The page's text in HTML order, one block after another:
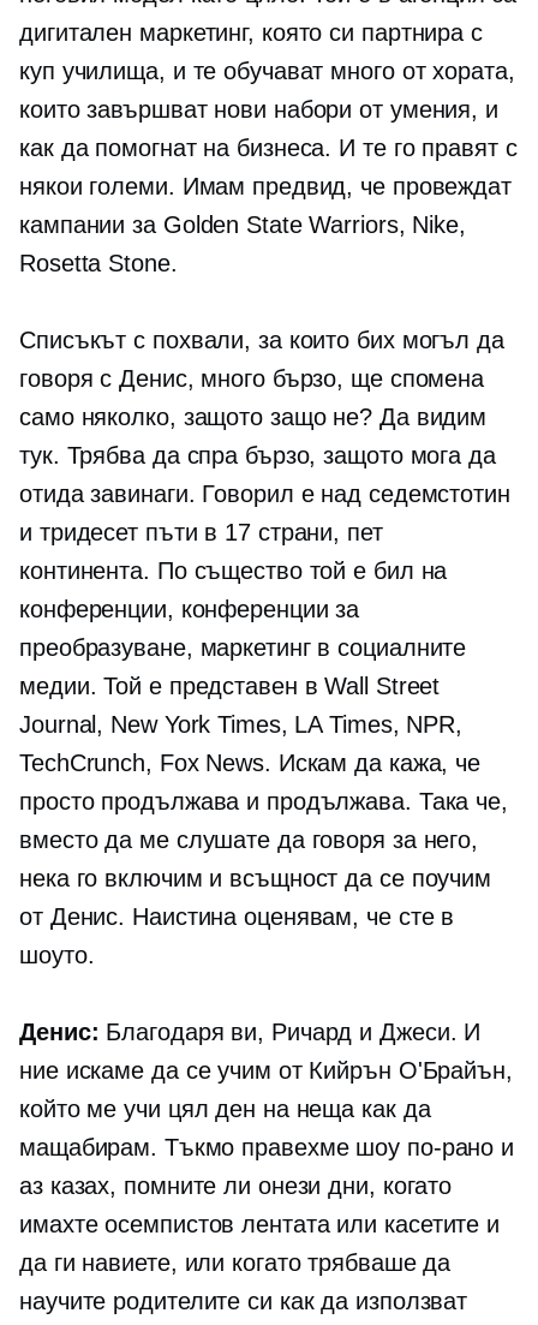
дигитален маркетинг, която си партнира с
куп училища, и те обучават много от хората,
които завършват нови набори от умения, и
как да помогнат на бизнеса. И те го правят с
някои големи. Имам предвид, че провеждат
кампании за Golden State Warriors, Nike,
Rosetta Stone.
Списъкът с похвали, за които бих могъл да
говоря с Денис, много бързо, ще спомена
само няколко, защото защо не? Да видим
тук. Трябва да спра бързо, защото мога да
отида завинаги. Говорил е над седемстотин
и тридесет пъти в 17 страни, пет
континента. По същество той е бил на
конференции, конференции за
преобразуване, маркетинг в социалните
медии. Той е представен в Wall Street
Journal, New York Times, LA Times, NPR,
TechCrunch, Fox News. Искам да кажа, че
просто продължава и продължава. Така че,
вместо да ме слушате да говоря за него,
нека го включим и всъщност да се поучим
от Денис. Наистина оценявам, че сте в
шоуто.
Денис: Благодаря ви, Ричард и Джеси. И
ние искаме да се учим от Кийрън О'Брайън,
който ме учи цял ден на неща как да
мащабирам. Тъкмо правехме шоу по-рано и
аз казах, помните ли онези дни, когато
имахтеосемпистов лентата или касетите и
да ги навиете, или когато трябваше да
научите родителите си как да използват